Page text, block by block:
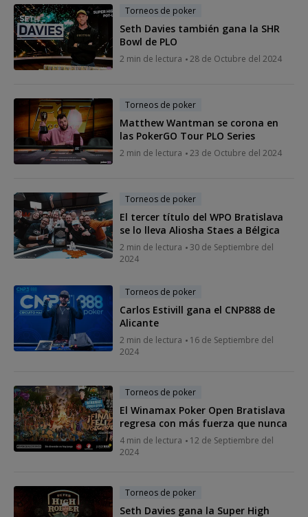
Torneos de poker
Seth Davies también gana la SHR
Bowl de PLO
2 min de lectura 28 de Octubre del 2024
Torneos de poker
Matthew Wantman se corona en
las PokerGO Tour PLO Series
2 min de lectura 23 de Octubre del 2024
Torneos de poker
El tercer título del WPO Bratislava
se lo lleva Aliosha Staes a Bélgica
2 min de lectura
30 de Septiembre del
2024
Torneos de poker
Carlos Estivill gana el CNP888 de
Alicante
2 min de lectura
16 de Septiembre del
2024
Torneos de poker
El Winamax Poker Open Bratislava
regresa con más fuerza que nunca
4 min de lectura
12 de Septiembre del
2024
Torneos de poker
Seth Davies gana la Super High